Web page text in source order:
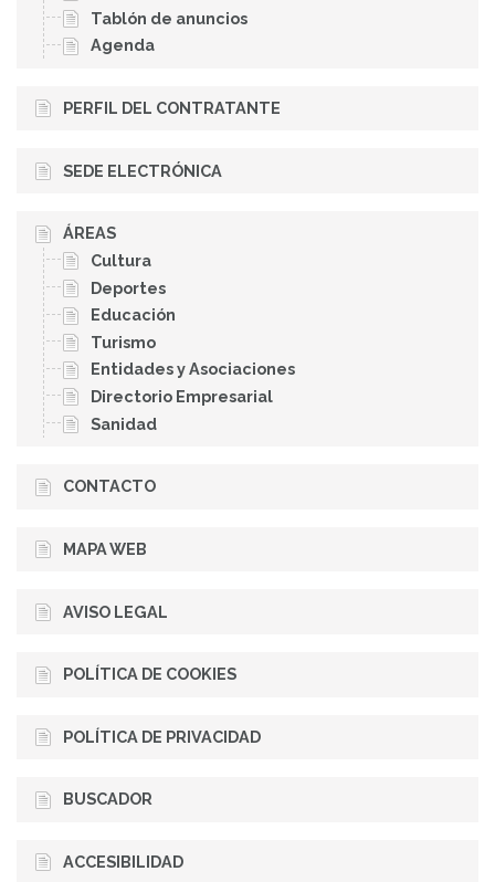
Tablón de anuncios
Agenda
PERFIL DEL CONTRATANTE
SEDE ELECTRÓNICA
ÁREAS
Cultura
Deportes
Educación
Turismo
Entidades y Asociaciones
Directorio Empresarial
Sanidad
CONTACTO
MAPA WEB
AVISO LEGAL
POLÍTICA DE COOKIES
POLÍTICA DE PRIVACIDAD
BUSCADOR
ACCESIBILIDAD